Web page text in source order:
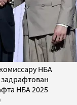
НБА
НБА 2025